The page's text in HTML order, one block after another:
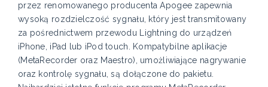
przez renomowanego producenta Apogee zapewnia
wysoką rozdzielczość sygnału, który jest transmitowany
za pośrednictwem przewodu Lightning do urządzeń
iPhone, iPad lub iPod touch. Kompatybilne aplikacje
(MetaRecorder oraz Maestro), umożliwiające nagrywanie
oraz kontrolę sygnału, są dołączone do pakietu.